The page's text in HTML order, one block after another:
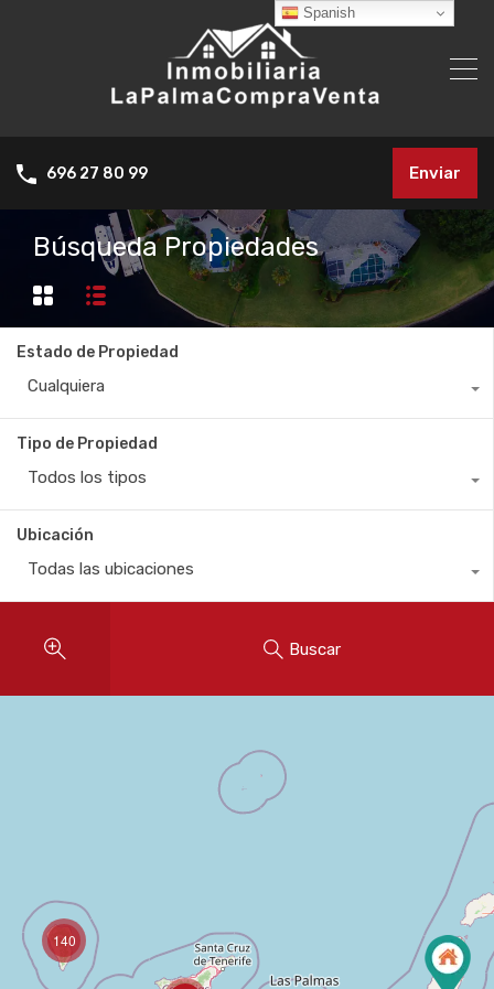
696 27 80 99 Enviar
Búsqueda Propiedades
Estado de Propiedad
Cualquiera
Tipo de Propiedad
Todos los tipos
Ubicación
Todas las ubicaciones
Buscar
140
Spanish